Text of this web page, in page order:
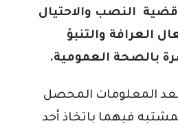
النصب والاحتيال
والتنبؤ
بالصحة العمومية.
المعلومات المحصل
فيهما باتخاذ أحد